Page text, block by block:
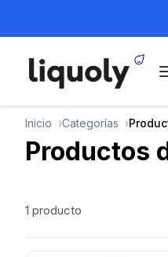
Inicio Categorías
Productos
1 producto